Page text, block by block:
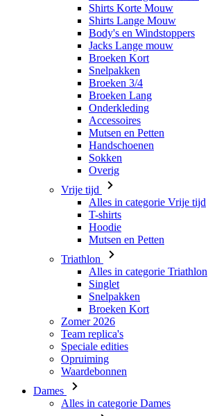
Shirts Korte Mouw
Shirts Lange Mouw
Body's en Windstoppers
Jacks Lange mouw
Broeken Kort
Snelpakken
Broeken 3/4
Broeken Lang
Onderkleding
Accessoires
Mutsen en Petten
Handschoenen
Sokken
Overig
Vrije tijd
Alles in categorie Vrije tijd
T-shirts
Hoodie
Mutsen en Petten
Triathlon
Alles in categorie Triathlon
Singlet
Snelpakken
Broeken Kort
Zomer 2026
Team replica's
Speciale edities
Opruiming
Waardebonnen
Dames
Alles in categorie Dames